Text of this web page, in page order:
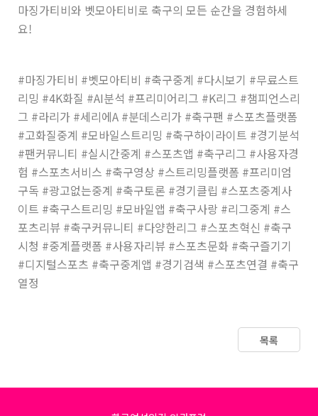
마징가티비와 벳모아티비로 축구의 모든 순간을 경험하세
요!
#마징가티비 #벳모아티비 #축구중계 #다시보기 #무료스트
리밍 #4K화질 #AI분석 #프리미어리그 #K리그 #챔피언스리
그 #라리가 #세리에A #분데스리가 #축구팬 #스포츠플랫폼
#고화질중계 #모바일스트리밍 #축구하이라이트 #경기분석
#팬커뮤니티 #실시간중계 #스포츠앱 #축구리그 #사용자경
험 #스포츠서비스 #축구영상 #스트리밍플랫폼 #프리미엄
구독 #광고없는중계 #축구토론 #경기클립 #스포츠중계사
이트 #축구스트리밍 #모바일앱 #축구사랑 #리그중계 #스
포츠리뷰 #축구커뮤니티 #다양한리그 #스포츠혁신 #축구
시청 #중계플랫폼 #사용자리뷰 #스포츠문화 #축구즐기기
#디지털스포츠 #축구중계앱 #경기검색 #스포츠연결 #축구
열정
목록